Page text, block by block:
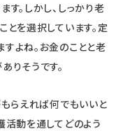
。しかし、しっかり老
とを選択しています。定
よね。お金のことと老
りそうです。
もらえれば何でもいいと
活動を通してどのよう